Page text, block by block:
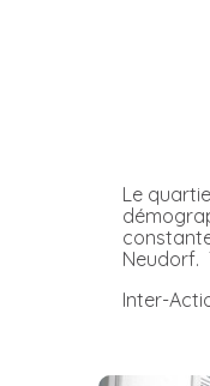
Le
Neudorf.
Inter-